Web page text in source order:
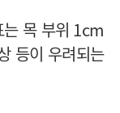
는 목 부위 1cm
등이 우려되는